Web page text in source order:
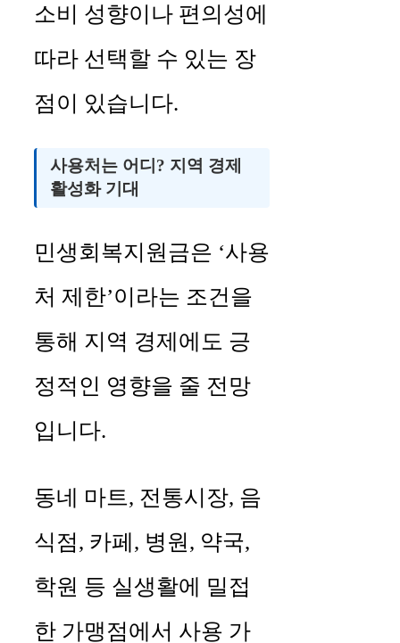
소비 성향이나 편의성에
따라 선택할 수 있는 장
점이 있습니다.
사용처는 어디? 지역 경제
활성화 기대
민생회복지원금은 ‘사용
처 제한’이라는 조건을
통해 지역 경제에도 긍
정적인 영향을 줄 전망
입니다.
동네 마트, 전통시장, 음
식점, 카페, 병원, 약국,
학원 등 실생활에 밀접
한 가맹점에서 사용 가